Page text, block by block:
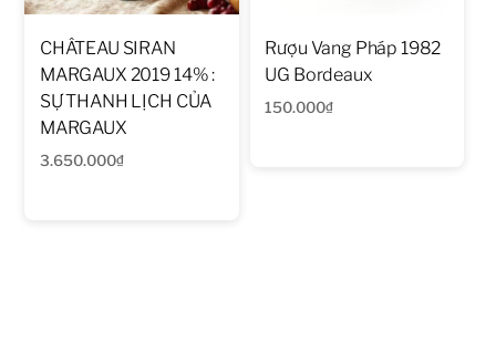
CHÂTEAU SIRAN
MARGAUX 2019 14% :
SỰ THANH LỊCH CỦA
MARGAUX
3.650.000₫
Rượu Vang Pháp 1982
UG Bordeaux
150.000₫